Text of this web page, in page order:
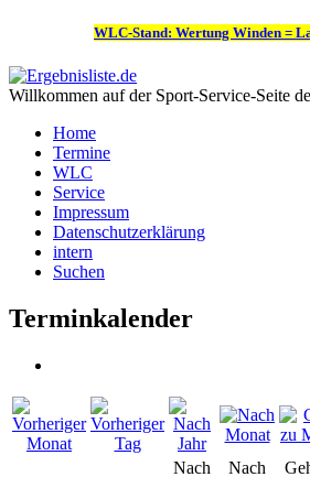
WLC-Stand: Wertung Winden =
Willkommen auf der Sport-Service-Seite
Home
Termine
WLC
Service
Impressum
Datenschutzerklärung
intern
Suchen
Terminkalender
Nach
Nach